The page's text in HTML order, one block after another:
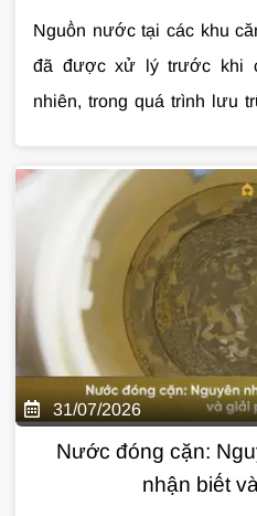
Nguồn nước tại các khu
đã được xử lý trước khi
nhiên, trong quá trình lưu
bị lẫn cặn, clo dư, mùi
đường ống cũ. Đây là lý
quan tâm đếnlọc tổng
nâng cao chất lượng nước
cho căn hộ chung cư,
lựa chọn hệ thống phù
trước khi lắp đặt qua bài
31/07/2026
Nước đóng cặn:
nhận biết